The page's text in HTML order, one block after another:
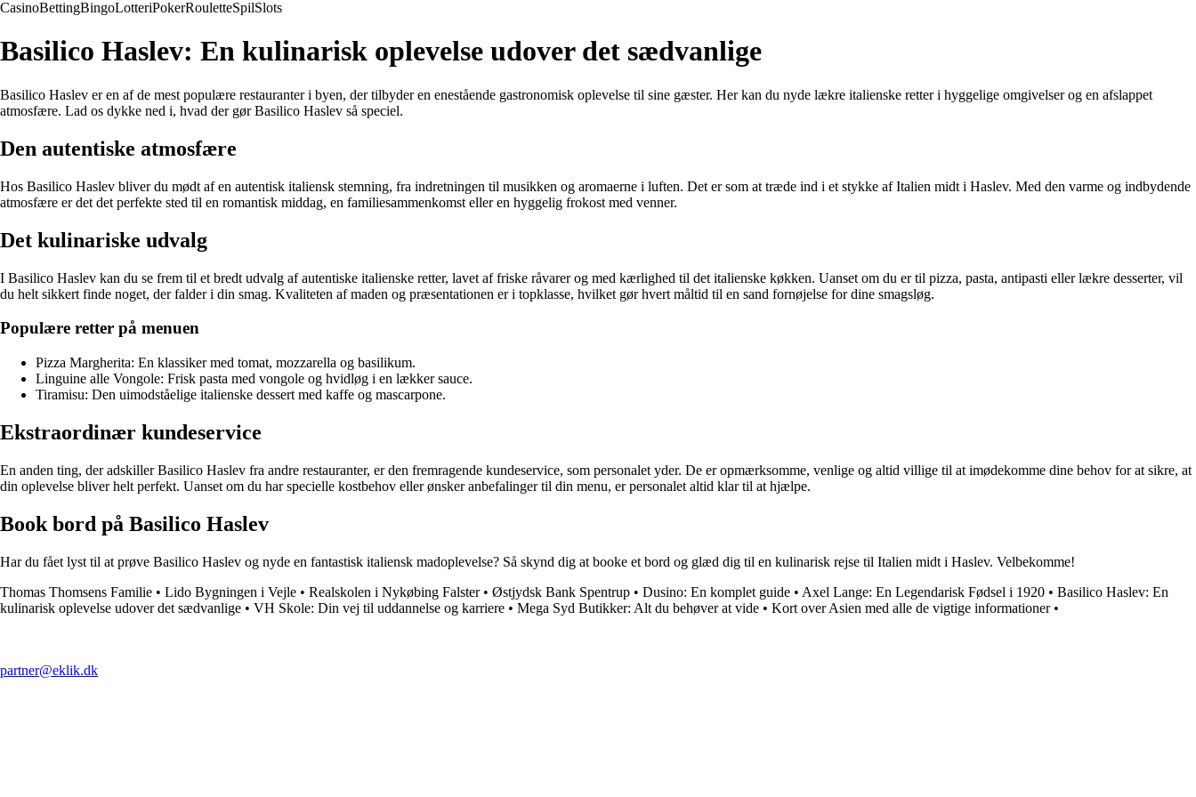
CasinoBettingBingoLotteriPokerRouletteSpilSlots
Basilico Haslev: En kulinarisk oplevelse udover det sædvanlige
Basilico Haslev er en af de mest populære restauranter i byen, der tilbyder en enestående gastronomisk oplevelse til sine gæster. Her kan du nyde lækre italienske retter i hyggelige omgivelser og en afslappet
atmosfære. Lad os dykke ned i, hvad der gør Basilico Haslev så speciel.
Den autentiske atmosfære
Hos Basilico Haslev bliver du mødt af en autentisk italiensk stemning, fra indretningen til musikken og aromaerne i luften. Det er som at træde ind i et stykke af Italien midt i Haslev. Med den varme og indbydende
atmosfære er det det perfekte sted til en romantisk middag, en familiesammenkomst eller en hyggelig frokost med venner.
Det kulinariske udvalg
I Basilico Haslev kan du se frem til et bredt udvalg af autentiske italienske retter, lavet af friske råvarer og med kærlighed til det italienske køkken. Uanset om du er til pizza, pasta, antipasti eller lækre desserter, vil
du helt sikkert finde noget, der falder i din smag. Kvaliteten af maden og præsentationen er i topklasse, hvilket gør hvert måltid til en sand fornøjelse for dine smagsløg.
Populære retter på menuen
Pizza Margherita: En klassiker med tomat, mozzarella og basilikum.
Linguine alle Vongole: Frisk pasta med vongole og hvidløg i en lækker sauce.
Tiramisu: Den uimodståelige italienske dessert med kaffe og mascarpone.
Ekstraordinær kundeservice
En anden ting, der adskiller Basilico Haslev fra andre restauranter, er den fremragende kundeservice, som personalet yder. De er opmærksomme, venlige og altid villige til at imødekomme dine behov for at sikre, at
din oplevelse bliver helt perfekt. Uanset om du har specielle kostbehov eller ønsker anbefalinger til din menu, er personalet altid klar til at hjælpe.
Book bord på Basilico Haslev
Har du fået lyst til at prøve Basilico Haslev og nyde en fantastisk italiensk madoplevelse? Så skynd dig at booke et bord og glæd dig til en kulinarisk rejse til Italien midt i Haslev. Velbekomme!
Thomas Thomsens Familie • Lido Bygningen i Vejle • Realskolen i Nykøbing Falster• Østjydsk Bank Spentrup • Dusino: En komplet guide • Axel Lange: En Legendarisk Fødsel i 1920 • Basilico Haslev: En
kulinarisk oplevelse udover det sædvanlige • VH Skole: Din vej til uddannelse og karriere • Mega Syd Butikker: Alt du behøver at vide • Kort over Asien med alle de vigtige informationer•
partner@eklik.dk